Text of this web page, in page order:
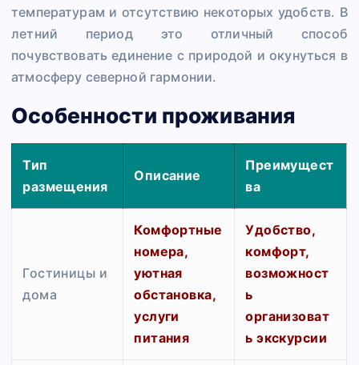
температурам и отсутствию некоторых удобств. В
летний период это отличный способ
почувствовать единение с природой и окунуться в
атмосферу северной гармонии.
Особенности проживания
Тип
размещения
Описание
Преимущест
ва
Гостиницы и
дома
Комфортные
номера,
уютная
обстановка,
услуги
питания
Удобство,
комфорт,
возможност
ь
организоват
ь экскурсии